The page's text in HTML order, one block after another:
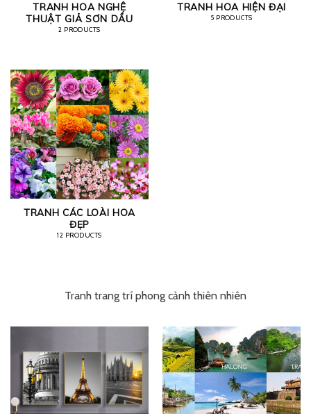
TRANH HOA NGHỆ
THUẬT GIẢ SƠN DẦU
2 PRODUCTS
TRANH HOA HIỆN ĐẠI
5 PRODUCTS
TRANH CÁC LOÀI HOA
ĐẸP
12 PRODUCTS
Tranh trang trí phong cảnh thiên nhiên